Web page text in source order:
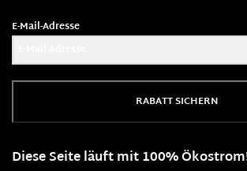
E-Mail-Adresse
RABATT SICHERN
Diese Seite läuft mit 100%